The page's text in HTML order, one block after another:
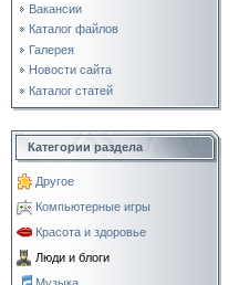
Вакансии
Каталог файлов
Галерея
Новости сайта
Каталог статей
Категории раздела
Другое
Компьютерные игры
Красота и здоровье
Люди и блоги